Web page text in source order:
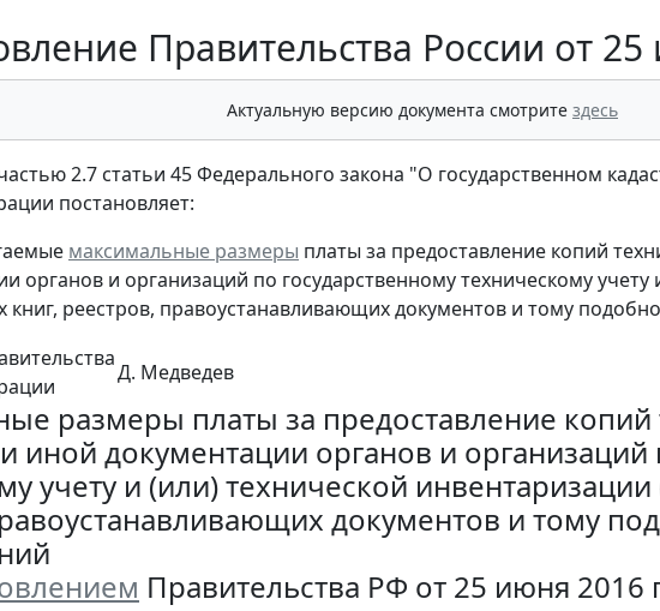
Правительства России от
Актуальную версию документа смотрите здесь
2.7 статьи 45 Федерального закона "О государственном
постановляет:
максимальные размеры платы за предоставление копий
органов и организаций по государственному техническому
книг, реестров, правоустанавливающих документов и тому
Д. Медведев
размеры платы за предоставление копий
иной документации органов и организаций
учету и (или) технической
документов и тому
Правительства РФ от 25 июня 2016